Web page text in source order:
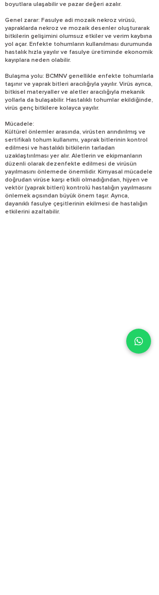
boyutlara ulaşabilir ve pazar değeri azalır.
Genel zarar: Fasulye adi mozaik nekroz virüsü,
yapraklarda nekroz ve mozaik desenler oluşturarak
bitkilerin gelişimini olumsuz etkiler ve verim kaybına
yol açar. Enfekte tohumların kullanılması durumunda
hastalık hızla yayılır ve fasulye üretiminde ekonomik
kayıplara neden olabilir.
Bulaşma yolu: BCMNV genellikle enfekte tohumlarla
taşınır ve yaprak bitleri aracılığıyla yayılır. Virüs ayrıca,
bitkisel materyaller ve aletler aracılığıyla mekanik
yollarla da bulaşabilir. Hastalıklı tohumlar ekildiğinde,
virüs genç bitkilere kolayca yayılır.
Mücadele:
Kültürel önlemler arasında, virüsten arındırılmış ve
sertifikalı tohum kullanımı, yaprak bitlerinin kontrol
edilmesi ve hastalıklı bitkilerin tarladan
uzaklaştırılması yer alır. Aletlerin ve ekipmanların
düzenli olarak dezenfekte edilmesi de virüsün
yayılmasını önlemede önemlidir. Kimyasal mücadele
doğrudan virüse karşı etkili olmadığından, hijyen ve
vektör (yaprak bitleri) kontrolü hastalığın yayılmasını
önlemek açısından büyük önem taşır. Ayrıca,
dayanıklı fasulye çeşitlerinin ekilmesi de hastalığın
etkilerini azaltabilir.